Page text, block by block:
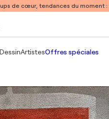
de cœur, tendances du moment :
DessinArtistesOffres spéciales